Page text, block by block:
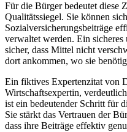
Für die Bürger bedeutet diese
Qualitätssiegel. Sie können
Sozialversicherungsbeiträge
verwaltet werden. Ein sicheres
sicher, dass Mittel nicht
dort ankommen, wo sie
Ein fiktives Expertenzitat von
Wirtschaftsexpertin,
ist ein bedeutender Schritt für
Sie stärkt das Vertrauen der
dass ihre Beiträge effektiv